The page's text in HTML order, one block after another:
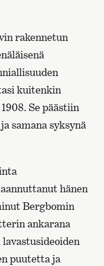
rakennetun
kuitenkin
Se päästiin
samana syksynä
hänen
Bergbomin
ankarana
puutetta ja